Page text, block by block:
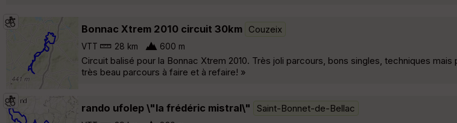
Bonnac Xtrem 2010 circuit 30km Couzeix
VTT 28 km 600 m
Circuit balisé pour la Bonnac Xtrem 2010. Très joli parcours, bons singles, techniques
très beau parcours à faire et à refaire! »
rando ufolep \"la frédéric mistral\" Saint-Bonnet-de-Bellac